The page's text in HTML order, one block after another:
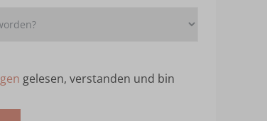
gelesen, verstanden und bin